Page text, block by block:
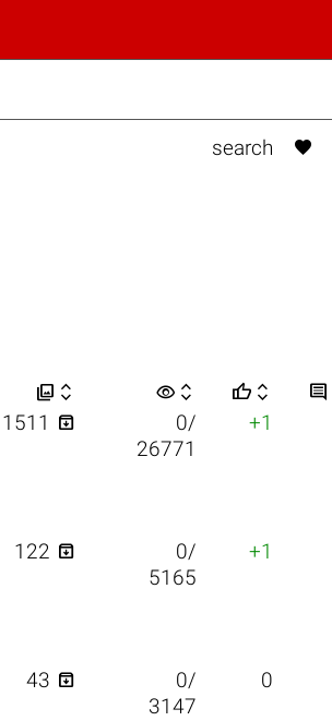
search 
  visibility    
1511 
0/
26771
+1
122 
0/
5165
+1
43 
0/
3147
0